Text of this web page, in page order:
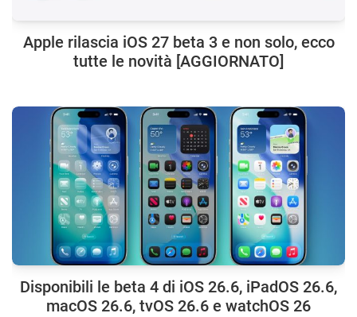
Apple rilascia iOS 27 beta 3 e non solo, ecco
tutte le novità [AGGIORNATO]
Disponibili le beta 4 di iOS 26.6, iPadOS 26.6,
macOS 26.6, tvOS 26.6 e watchOS 26